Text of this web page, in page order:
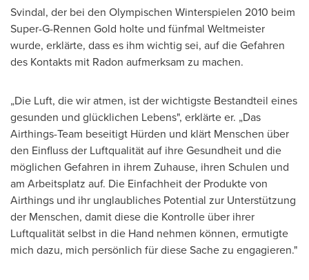
Svindal, der bei den Olympischen Winterspielen 2010 beim
Super-G-Rennen Gold holte und fünfmal Weltmeister
wurde, erklärte, dass es ihm wichtig sei, auf die Gefahren
des Kontakts mit Radon aufmerksam zu machen.
„Die Luft, die wir atmen, ist der wichtigste Bestandteil eines
gesunden und glücklichen Lebens", erklärte er. „Das
Airthings-Team beseitigt Hürden und klärt Menschen über
den Einfluss der Luftqualität auf ihre Gesundheit und die
möglichen Gefahren in ihrem Zuhause, ihren Schulen und
am Arbeitsplatz auf. Die Einfachheit der Produkte von
Airthings und ihr unglaubliches Potential zur Unterstützung
der Menschen, damit diese die Kontrolle über ihrer
Luftqualität selbst in die Hand nehmen können, ermutigte
mich dazu, mich persönlich für diese Sache zu engagieren."